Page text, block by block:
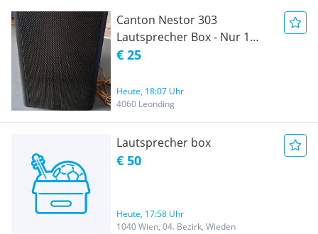
Canton Nestor 303
Lautsprecher Box - Nur 1
Stück (Einzelstück)
€ 25
Heute, 18:07 Uhr
4060 Leonding
Lautsprecher box
€ 50
Heute, 17:58 Uhr
1040 Wien, 04. Bezirk, Wieden